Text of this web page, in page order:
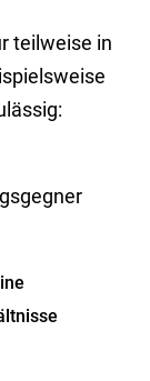
teilweise in